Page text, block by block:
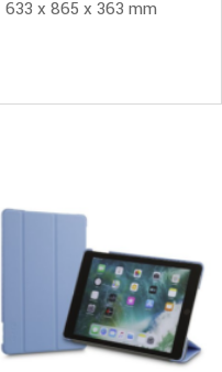
x 865 x 363 mm